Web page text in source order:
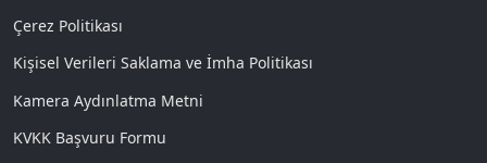
Çerez Politikası
Kişisel Verileri Saklama ve İmha Politikası
Kamera Aydınlatma Metni
KVKK Başvuru Formu